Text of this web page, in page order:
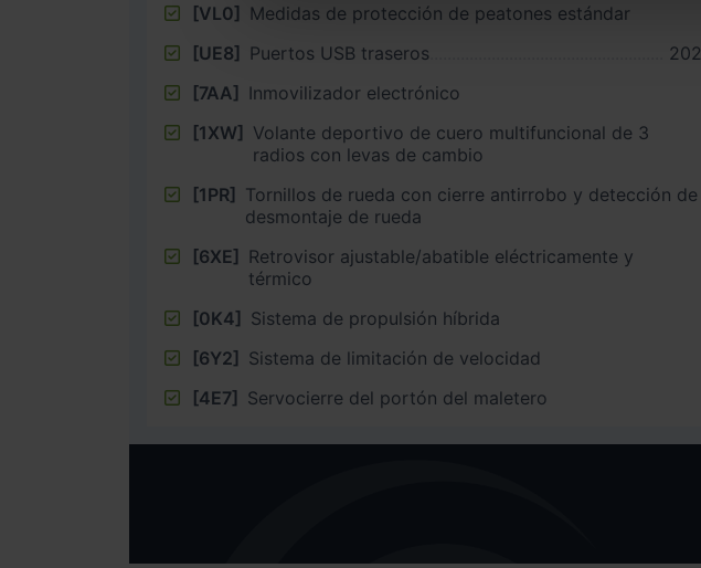
[VL0] Medidas de protección de peatones estándar
[UE8] Puertos USB traseros 202
[7AA] Inmovilizador electrónico
[1XW] Volante deportivo de cuero multifuncional de 3
radios con levas de cambio
[1PR] Tornillos de rueda con cierre antirrobo y detección de
desmontaje de rueda
[6XE] Retrovisor ajustable/abatible eléctricamente y
térmico
[0K4] Sistema de propulsión híbrida
[6Y2] Sistema de limitación de velocidad
[4E7] Servocierre del portón del maletero